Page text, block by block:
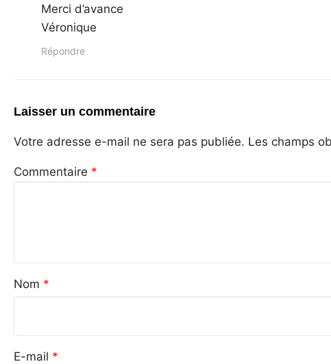
Merci d’avance
Véronique
Répondre
Laisser un commentaire
Votre adresse e-mail ne sera pas publiée. Les champs
Commentaire *
Nom *
E-mail *